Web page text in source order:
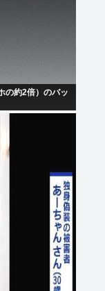
の約2倍）のバッ